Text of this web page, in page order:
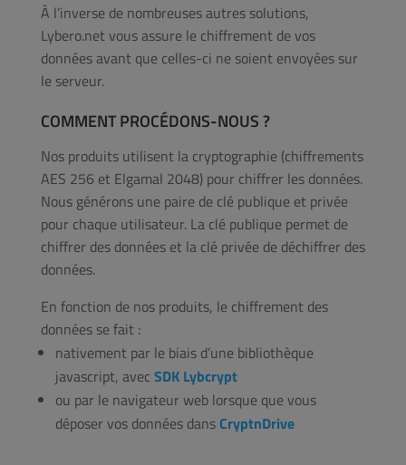
À l’inverse de nombreuses autres solutions,
Lybero.net vous assure le chiffrement de vos
données avant que celles-ci ne soient envoyées sur
le serveur.
COMMENT PROCÉDONS-NOUS ?
Nos produits utilisent la cryptographie (chiffrements
AES 256 et Elgamal 2048) pour chiffrer les données.
Nous générons une paire de clé publique et privée
pour chaque utilisateur. La clé publique permet de
chiffrer des données et la clé privée de déchiffrer des
données.
En fonction de nos produits, le chiffrement des
données se fait :
nativement par le biais d’une bibliothèque
javascript, avec SDK Lybcrypt
ou par le navigateur web lorsque que vous
déposer vos données dansCryptnDrive